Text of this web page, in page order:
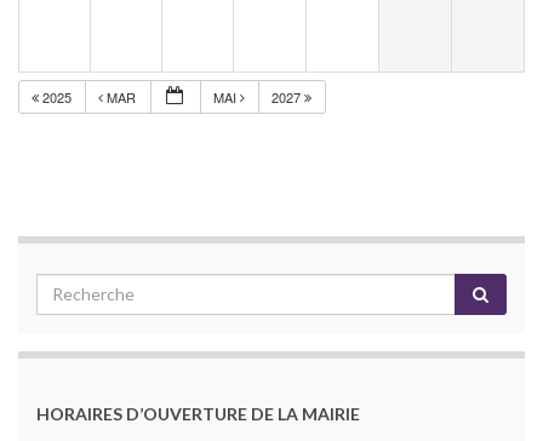
2025 MAR MAI 2027
HORAIRES D’OUVERTURE DE LA MAIRIE